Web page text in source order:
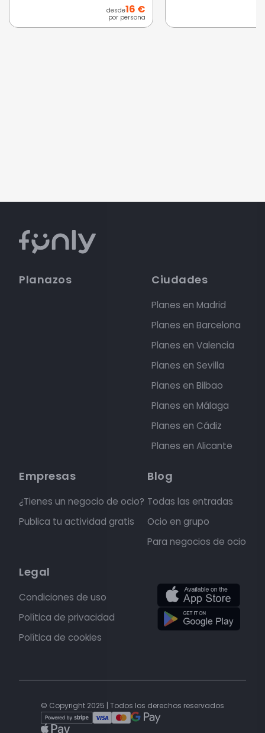
desde16 €
por persona
Planazos Ciudades
Planes en Madrid
Planes en Barcelona
Planes en Valencia
Planes en Sevilla
Planes en Bilbao
Planes en Málaga
Planes en Cádiz
Planes en Alicante
Empresas
¿Tienes un negocio de ocio?
Publica tu actividad gratis
Blog
Todas las entradas
Ocio en grupo
Para negocios de ocio
Legal
Condiciones de uso
Política de privacidad
Política de cookies
© Copyright 2025 | Todos los derechos reservados